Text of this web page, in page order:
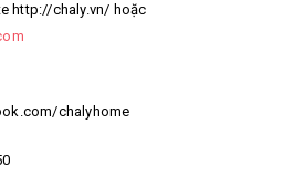
http://chaly.vn/ hoặc
chalyhome